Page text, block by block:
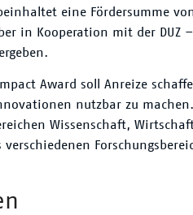
eine Fördersumme
in Kooperation mit der DUZ
Award soll Anreize
nutzbar zu
Wissenschaft,